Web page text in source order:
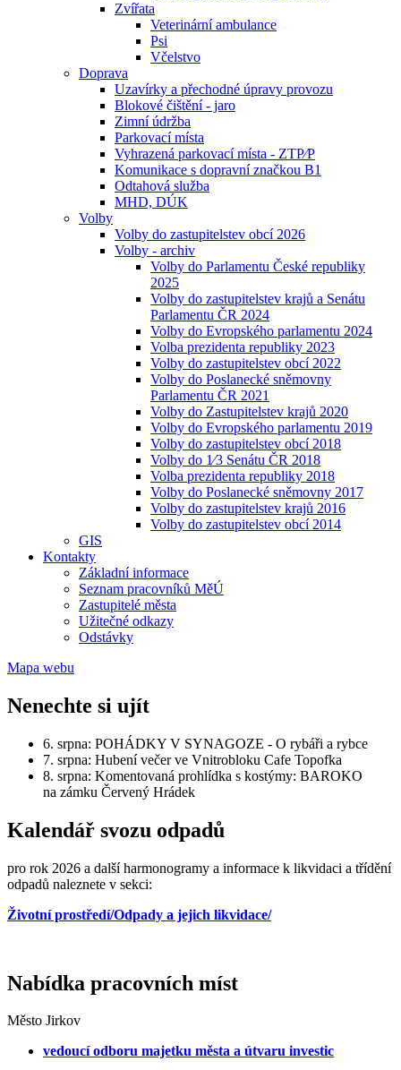
Zvířata
Veterinární ambulance
Psi
Včelstvo
Doprava
Uzavírky a přechodné úpravy provozu
Blokové čištění - jaro
Zimní údržba
Parkovací místa
Vyhrazená parkovací místa - ZTP⁄P
Komunikace s dopravní značkou B1
Odtahová služba
MHD, DÚK
Volby
Volby do zastupitelstev obcí 2026
Volby - archiv
Volby do Parlamentu České republiky
2025
Volby do zastupitelstev krajů a Senátu
Parlamentu ČR 2024
Volby do Evropského parlamentu 2024
Volba prezidenta republiky 2023
Volby do zastupitelstev obcí 2022
Volby do Poslanecké sněmovny
Parlamentu ČR 2021
Volby do Zastupitelstev krajů 2020
Volby do Evropského parlamentu 2019
Volby do zastupitelstev obcí 2018
Volby do 1⁄3 Senátu ČR 2018
Volba prezidenta republiky 2018
Volby do Poslanecké sněmovny 2017
Volby do zastupitelstev krajů 2016
Volby do zastupitelstev obcí 2014
GIS
Kontakty
Základní informace
Seznam pracovníků MěÚ
Zastupitelé města
Užitečné odkazy
Odstávky
Mapa webu
Nenechte si ujít
6. srpna: POHÁDKY V SYNAGOZE - O rybáři a rybce
7. srpna: Hubení večer ve Vnitrobloku Cafe Topofka
8. srpna: Komentovaná prohlídka s kostýmy: BAROKO
na zámku Červený Hrádek
Kalendář svozu odpadů
pro rok 2026 a další harmonogramy a informace k likvidaci a třídění
odpadů naleznete v sekci:
Životní prostředí/Odpady a jejich likvidace/
Nabídka pracovních míst
Město Jirkov
vedoucí odboru majetku města a útvaru investic